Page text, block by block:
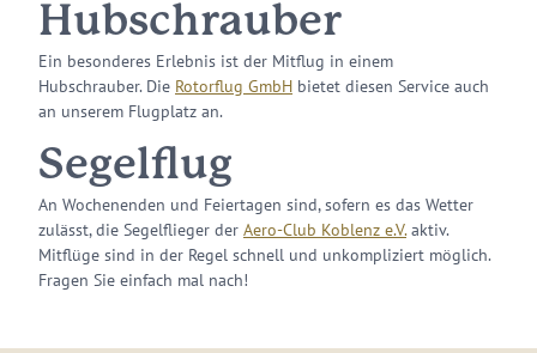
Hubschrauber
Ein besonderes Erlebnis ist der Mitflug in einem
Hubschrauber. Die Rotorflug GmbH bietet diesen Service auch
an unserem Flugplatz an.
Segelflug
An Wochenenden und Feiertagen sind, sofern es das Wetter
zulässt, die Segelflieger der Aero-Club Koblenz e.V.aktiv.
Mitflüge sind in der Regel schnell und unkompliziert möglich.
Fragen Sie einfach mal nach!